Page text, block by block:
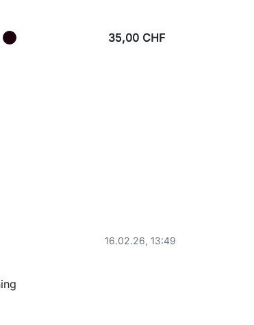
35,00 CHF
16.02.26, 13:49